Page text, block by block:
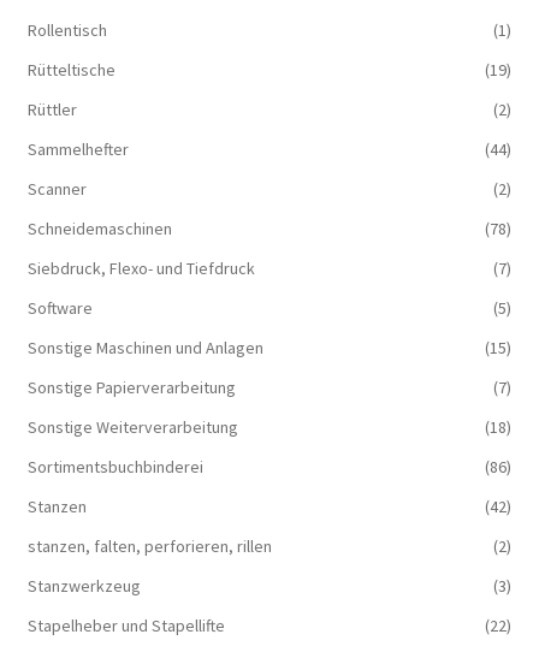
Rollentisch
(1)
Rütteltische
(19)
Rüttler
(2)
Sammelhefter
(44)
Scanner
(2)
Schneidemaschinen
(78)
Siebdruck, Flexo- und Tiefdruck
(7)
Software
(5)
Sonstige Maschinen und Anlagen
(15)
Sonstige Papierverarbeitung
(7)
Sonstige Weiterverarbeitung
(18)
Sortimentsbuchbinderei
(86)
Stanzen
(42)
stanzen, falten, perforieren, rillen
(2)
Stanzwerkzeug
(3)
Stapelheber und Stapellifte
(22)